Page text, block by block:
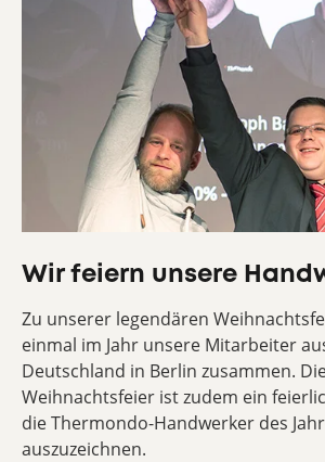
Wir feiern unsere
Zu unserer legendären
einmal im Jahr unsere Mitarbeiter
Deutschland in Berlin zusammen.
Weihnachtsfeier ist zudem ein
die Thermondo-Handwerker des
auszuzeichnen.